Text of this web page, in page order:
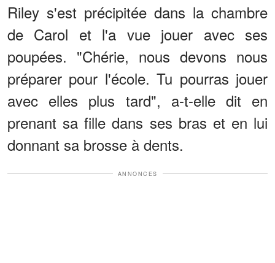
Riley s'est précipitée dans la chambre
de Carol et l'a vue jouer avec ses
poupées. "Chérie, nous devons nous
préparer pour l'école. Tu pourras jouer
avec elles plus tard", a-t-elle dit en
prenant sa fille dans ses bras et en lui
donnant sa brosse à dents.
ANNONCES